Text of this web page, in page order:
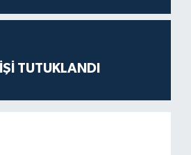
TUTUKLANDI